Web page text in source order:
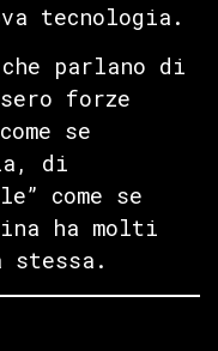
tecnologia.
che parlano di
forze
se
di
come se
ha molti